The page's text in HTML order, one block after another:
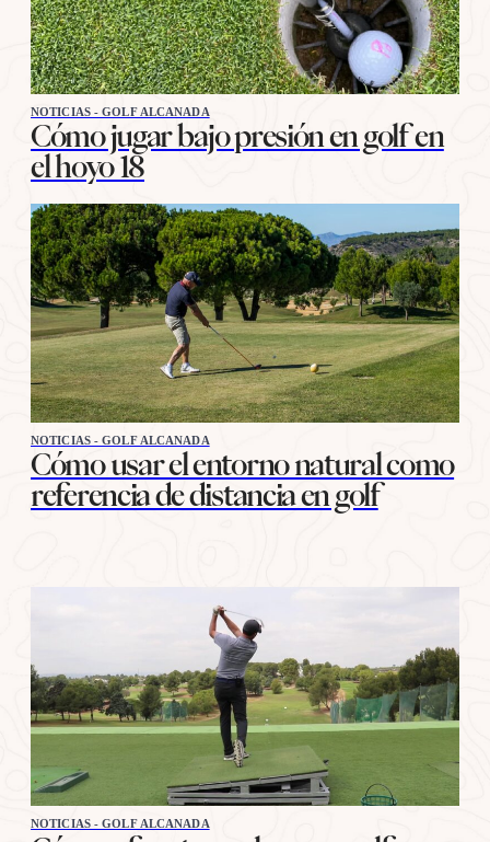
NOTICIAS - GOLF ALCANADA
Cómo jugar bajo presión en golf en
el hoyo 18
NOTICIAS - GOLF ALCANADA
Cómo usar el entorno natural como
referencia de distancia en golf
NOTICIAS - GOLF ALCANADA